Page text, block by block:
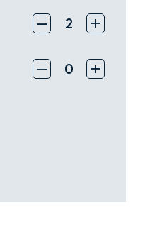
– 2 +
– 0 +